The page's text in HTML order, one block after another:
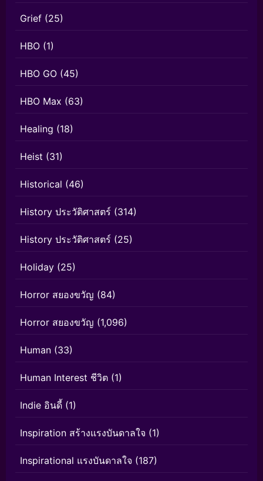
Grief (25)
HBO (1)
HBO GO (45)
HBO Max (63)
Healing (18)
Heist (31)
Historical (46)
History ประวัติศาสตร์ (314)
History ประวัติศาสตร์ (25)
Holiday (25)
Horror สยองขวัญ (84)
Horror สยองขวัญ (1,096)
Human (33)
Human Interest ชีวิต (1)
Indie อินดี้ (1)
Inspiration สร้างแรงบันดาลใจ (1)
Inspirational แรงบันดาลใจ (187)